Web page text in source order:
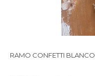
RAMO CONFETTI BLANCO